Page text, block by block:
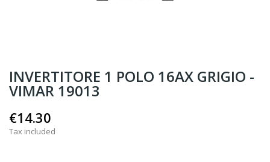
INVERTITORE 1 POLO 16AX GRIGIO -
VIMAR 19013
€14.30
Tax included